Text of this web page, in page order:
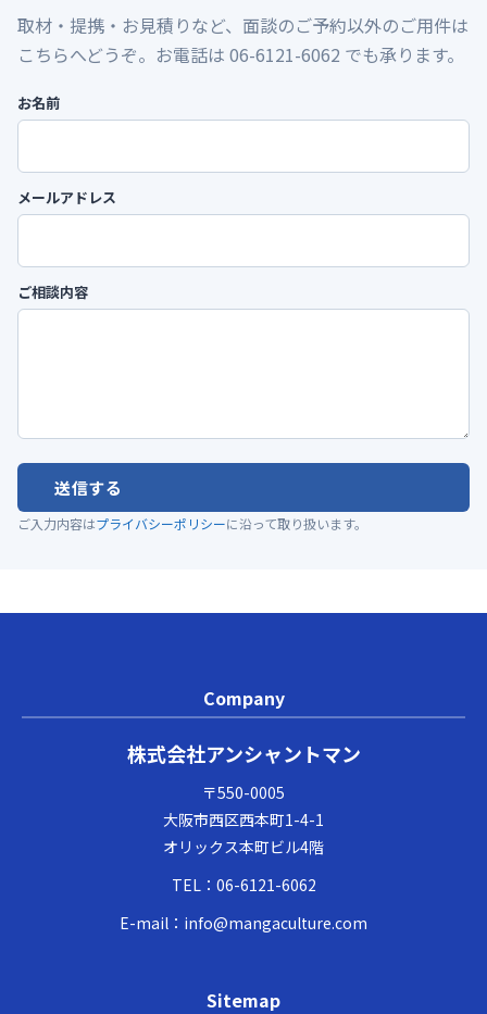
取材・提携・お見積りなど、面談のご予約以外のご用件は
こちらへどうぞ。お電話は 06-6121-6062 でも承ります。
お名前
メールアドレス
ご相談内容
送信する
ご入力内容はプライバシーポリシーに沿って取り扱います。
Company
株式会社アンシャントマン
〒550-0005
大阪市西区西本町1-4-1
オリックス本町ビル4階
TEL： 06-6121-6062
E-mail： info@mangaculture.com
Sitemap